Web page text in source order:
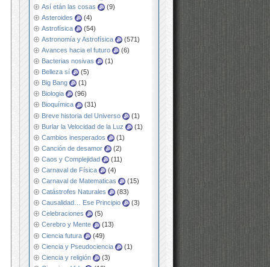
Así etán las cosas
(9)
Asteroides
(4)
Astrofísica
(54)
Astronomía y Astrofísica
(571)
Avances hacia el futuro
(6)
Bacterias nosivas
(1)
Belleza sí
(5)
Big Bang
(1)
Biologia
(96)
Bioquímica
(31)
Breve historia del Universo
(1)
Burlar la Velocidad de la Luz
(1)
Cambios inesperados
(1)
Canción de desamor
(2)
Caos y Complejidad
(11)
Carnaval de Física
(4)
Carnaval de Matematicas
(15)
Catástrofes Naturales
(83)
Causalidad… Ese Principio
(3)
Celebraciones
(5)
Cerebro y Mente
(13)
Ciencia futura
(49)
Ciencia y Pseudociencia
(1)
Ciencia y religión
(3)